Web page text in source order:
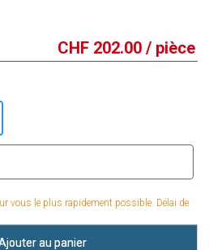
CHF 202.00 / pièce
vous le plus rapidement possible. Délai de
au panier